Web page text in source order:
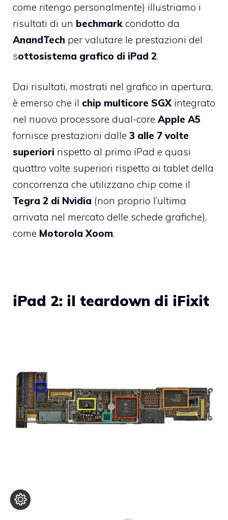
come ritengo personalmente) illustriamo i
risultati di un bechmark condotto da
AnandTech per valutare le prestazioni del
sottosistema grafico di iPad 2.
Dai risultati, mostrati nel grafico in apertura,
è emerso che il chip multicore SGX integrato
nel nuovo processore dual-core Apple A5
fornisce prestazioni dalle 3 alle 7 volte
superiori rispetto al primo iPad e quasi
quattro volte superiori rispetto ai tablet della
concorrenza che utilizzano chip come il
Tegra 2 di Nvidia (non proprio l’ultima
arrivata nel mercato delle schede grafiche),
come Motorola Xoom.
iPad 2: il teardown di iFixit